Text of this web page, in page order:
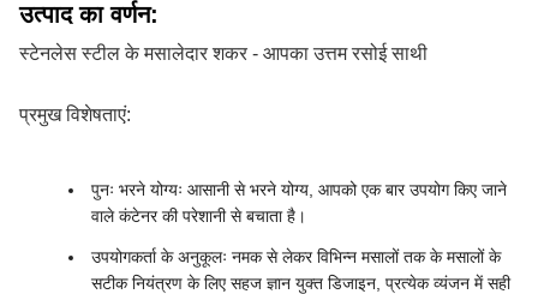
उत्पाद का वर्णन:
स्टेनलेस स्टील के मसालेदार शकर - आपका उत्तम रसोई साथी
प्रमुख विशेषताएं:
पुनः भरने योग्यः आसानी से भरने योग्य, आपको एक बार उपयोग किए जाने
वाले कंटेनर की परेशानी से बचाता है।
उपयोगकर्ता के अनुकूलः नमक से लेकर विभिन्न मसालों तक के मसालों के
सटीक नियंत्रण के लिए सहज ज्ञान युक्त डिजाइन, प्रत्येक व्यंजन में सही